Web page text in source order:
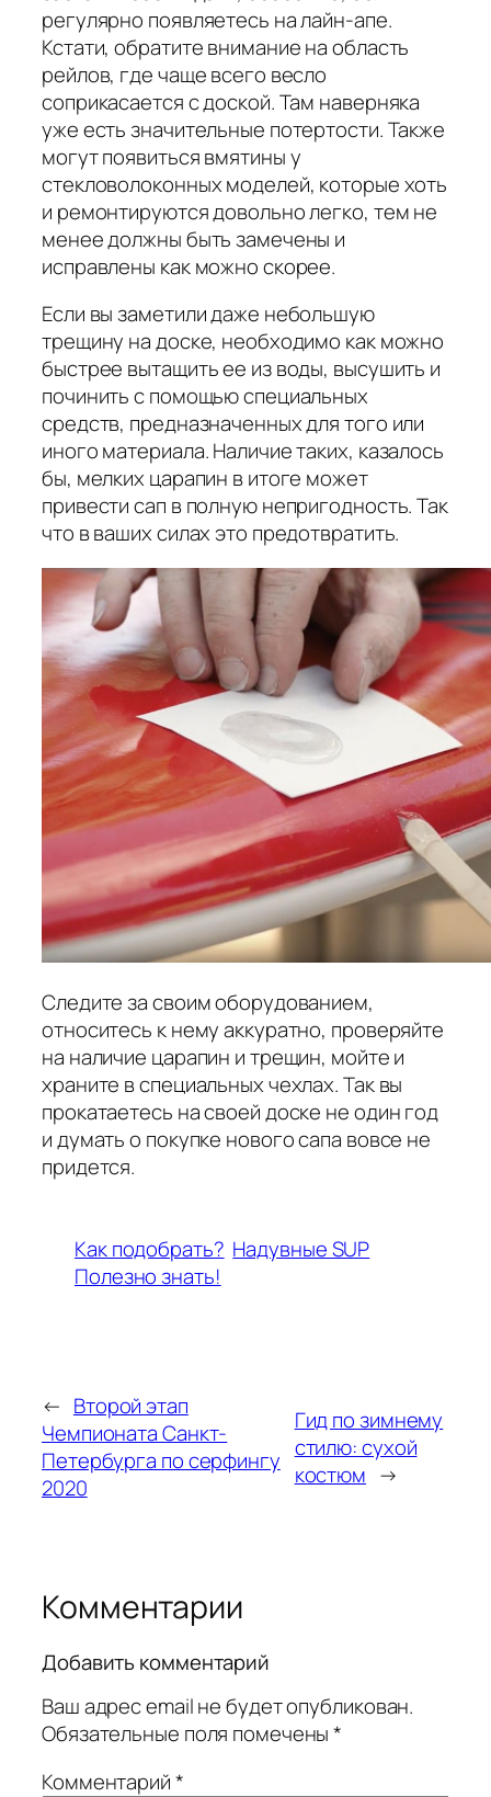
регулярно появляетесь на лайн-апе.
Кстати, обратите внимание на область
рейлов, где чаще всего весло
соприкасается с доской. Там наверняка
уже есть значительные потертости. Также
могут появиться вмятины у
стекловолоконных моделей, которые хоть
и ремонтируются довольно легко, тем не
менее должны быть замечены и
исправлены как можно скорее.
Если вы заметили даже небольшую
трещину на доске, необходимо как можно
быстрее вытащить ее из воды, высушить и
починить с помощью специальных
средств, предназначенных для того или
иного материала. Наличие таких, казалось
бы, мелких царапин в итоге может
привести сап в полную непригодность. Так
что в ваших силах это предотвратить.
Следите за своим оборудованием,
относитесь к нему аккуратно, проверяйте
на наличие царапин и трещин, мойте и
храните в специальных чехлах. Так вы
прокатаетесь на своей доске не один год
и думать о покупке нового сапа вовсе не
придется.
Как подобрать? Надувные SUP
Полезно знать!
← Второй этап
Чемпионата Санкт-
Петербурга по серфингу
2020
Гид по зимнему
стилю: сухой
костюм →
Комментарии
Добавить комментарий
Ваш адрес email не будет опубликован.
Обязательные поля помечены*
Комментарий*